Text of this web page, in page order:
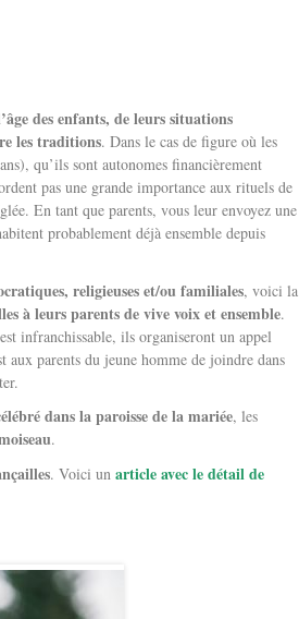
des enfants, de leurs situations
les traditions. Dans le cas de figure où les
qu’ils sont autonomes financièrement
pas une grande importance aux rituels de
En tant que parents, vous leur envoyez une
probablement déjà ensemble depuis
religieuses et/ou familiales, voici la
à leurs parents de vive voix et ensemble.
infranchissable, ils organiseront un appel
aux parents du jeune homme de joindre dans
dans la paroisse de la mariée, les
.
. Voici un article avec le détail de